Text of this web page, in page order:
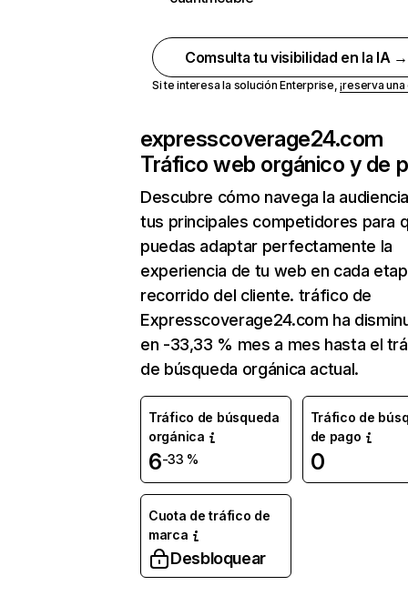
Comsulta tu visibilidad en la IA →
Si te interesa la solución Enterprise,¡reserva
expresscoverage24.com
Tráfico web orgánico y de
Descubre cómo navega la
tus principales competidores para
puedas adaptar perfectamente la
experiencia de tu web en cada
recorrido del cliente. tráfico de
Expresscoverage24.com ha
en -33,33 % mes a mes hasta el
de búsqueda orgánica actual.
Tráfico de búsqueda
orgánica
6-33 %
Tráfico de
de pago
0
Cuota de tráfico de
marca
Desbloquear